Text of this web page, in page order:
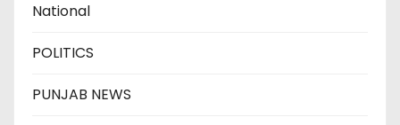
National
POLITICS
PUNJAB NEWS